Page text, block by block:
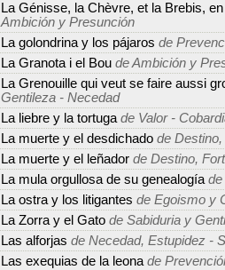
La Génisse, la Chèvre, et la Brebis,
Ambición y Presunción
La golondrina y los pájaros de
La Granota i el Bou de Ambición y
La Grenouille qui veut se faire aussi
Gentileza - Necedad
La liebre y la tortuga de Valor -
La muerte y el desdichado de
La muerte y el leñador de Destino,
La mula orgullosa de su genealogía de
La ostra y los litigantes de Egoismo y
La Zorra y el Gato de Sabiduria y
Las alforjas de Necedad, Estupidez -
Las exequias de la leona de